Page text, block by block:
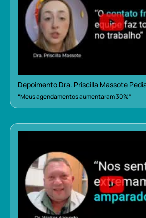
Depoimento Dra. Priscilla Massote
“Meus agendamentos aumentaram 30%”